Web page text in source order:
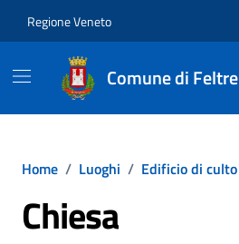
Regione Veneto
Comune di Feltre
Home / Luoghi / Edificio di culto
Chiesa